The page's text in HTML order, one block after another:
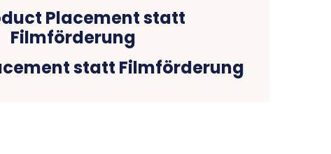
statt Filmförderung